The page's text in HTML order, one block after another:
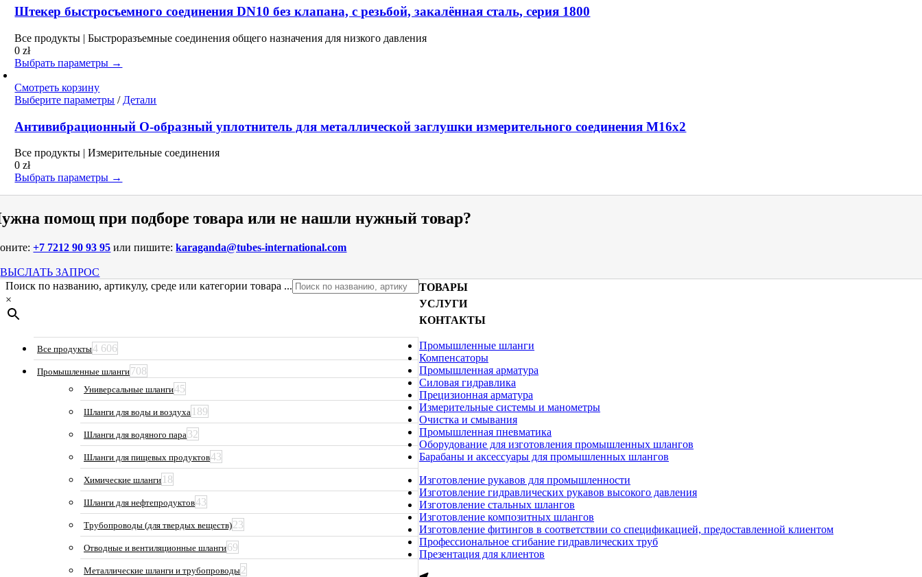
имеет
вариаций.
Опции
выбрать
странице
товара.
Штекер быстросъемного соединения DN10 без клапана, с резьбой, закалённая сталь, серия 1800
Все продукты | Быстроразъемные соединения общего назначения для низкого давления
0zł
Выбрать параметры →
Смотреть корзину
Выберите параметры Этот
имеет
несколько
вариаций.
выбрать
на
странице
товара.
/ Детали
Антивибрационный O-образный уплотнитель для металлической заглушки измерительного соединения M16x2
Все продукты | Измерительные соединения
0zł
Выбрать параметры →
помощ при подборе товара или не нашли нужный товар?
+7 7212 90 93 95 или пишите:karaganda@tubes-international.com
ВЫСЛАТЬ ЗАПРОС
Поиск по названию, артикулу, среде или категории товара ...
×
Все продукты4 606
Промышленные шланги708
Универсальные шланги45
Шланги для воды и воздуха 189
Шланги для водяного пара32
Шланги для пищевых продуктов43
Химические шланги 18
Шланги для нефтепродуктов43
Трубопроводы (для твердых веществ)23
Отводные и вентиляционные шланги69
Металлические шланги и трубопроводы2
ТОВАРЫ
УСЛУГИ
КОНТАКТЫ
Промышленные шланги
Компенсаторы
Промышленная арматура
Силовая гидравлика
Прецизионная арматура
Измерительные системы и манометры
Очистка и смывания
Промышленная пневматика
Оборудование для изготовления промышленных шлангов
Барабаны и аксессуары для промышленных шлангов
Изготовление рукавов для промышленности
Изготовление гидравлических рукавов высокого давления
Изготовление стальных шлангов
Изготовление композитных шлангов
Изготовление фитингов в соответствии со спецификацией, предоставленной клиентом
Профессиональное сгибание гидравлических труб
Презентация для клиентов